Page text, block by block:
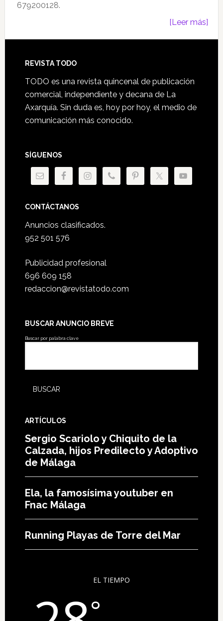
679200128.
[Leer más]
Footer
REVISTA TODO
TODO es una revista quincenal de publicación
comercial, independiente y decana de La
Axarquía. Sin duda es, hoy por hoy, el medio de
comunicación más conocido.
SÍGUENOS
CONTÁCTANOS
Anuncios clasificados.
952 501 576
Publicidad profesional
696 609 158
redaccion@revistatodo.com
BUSCAR ANUNCIO BREVE
Buscar por palabra clave
ARTÍCULOS
Sergio Scariolo y Chiquito de la
Calzada, hijos Predilecto y Adoptivo
de Málaga
Ela, la famosísima youtuber en
Fnac Málaga
Running Playas de Torre del Mar
EL TIEMPO
°